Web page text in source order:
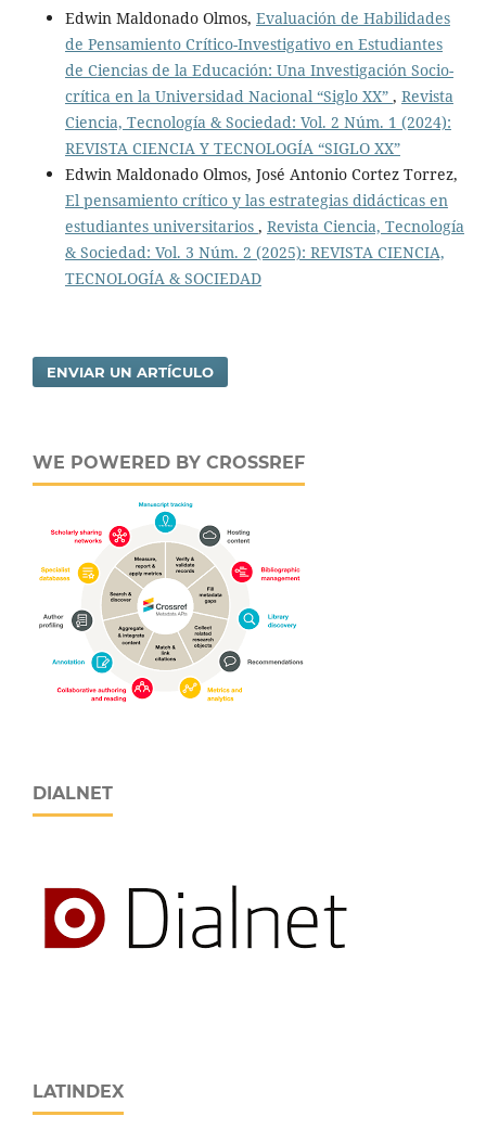
Edwin Maldonado Olmos, Evaluación de Habilidades
de Pensamiento Crítico-Investigativo en Estudiantes
de Ciencias de la Educación: Una Investigación Socio-
crítica en la Universidad Nacional “Siglo XX” , Revista
Ciencia, Tecnología & Sociedad: Vol. 2 Núm. 1 (2024):
REVISTA CIENCIA Y TECNOLOGÍA “SIGLO XX”
Edwin Maldonado Olmos, José Antonio Cortez Torrez,
El pensamiento crítico y las estrategias didácticas en
estudiantes universitarios , Revista Ciencia, Tecnología
& Sociedad: Vol. 3 Núm. 2 (2025): REVISTA CIENCIA,
TECNOLOGÍA & SOCIEDAD
ENVIAR UN ARTÍCULO
WE POWERED BY CROSSREF
DIALNET
LATINDEX